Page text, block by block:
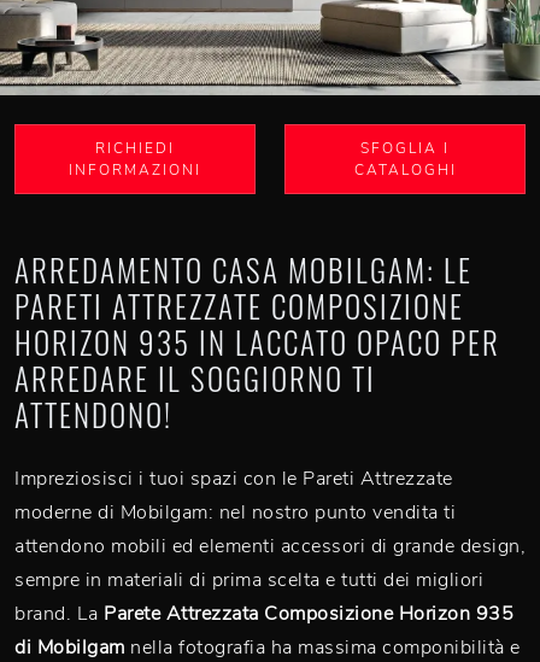
RICHIEDI
INFORMAZIONI
SFOGLIA I
CATALOGHI
ARREDAMENTO CASA MOBILGAM: LE
PARETI ATTREZZATE COMPOSIZIONE
HORIZON 935 IN LACCATO OPACO PER
ARREDARE IL SOGGIORNO TI
ATTENDONO!
Impreziosisci i tuoi spazi con le Pareti Attrezzate
moderne di Mobilgam: nel nostro punto vendita ti
attendono mobili ed elementi accessori di grande design,
sempre in materiali di prima scelta e tutti dei migliori
brand. La Parete Attrezzata Composizione Horizon 935
di Mobilgam nella fotografia ha massima componibilità e